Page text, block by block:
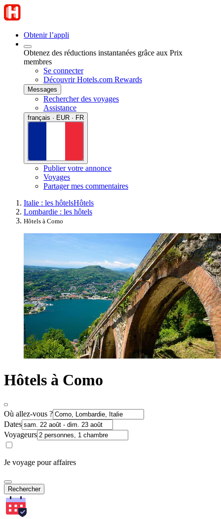
Obtenir l’appli
Obtenez des réductions instantanées grâce aux Prix
membres
Se connecter
Découvrir Hotels.com Rewards
Messages
Rechercher des voyages
Assistance
français · EUR · FR
Publier votre annonce
Voyages
Partager mes commentaires
Italie : les hôtelsHôtels
Lombardie : les hôtels
Hôtels à Como
Hôtels à Como
Où allez-vous ?
Dates
Voyageurs
Je voyage pour affaires
Rechercher